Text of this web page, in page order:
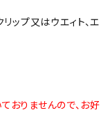
ップ又はウエィト、エ
おりませんので、お好